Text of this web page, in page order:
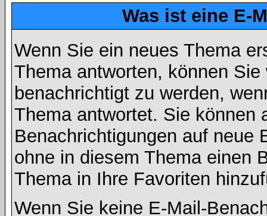
Was ist eine E-
Wenn Sie ein neues Thema
Thema antworten, können
benachrichtigt zu werden,
Thema antwortet. Sie können
Benachrichtigungen auf neue
ohne in diesem Thema einen
Thema in Ihre Favoriten
Wenn Sie keine E-Mail-